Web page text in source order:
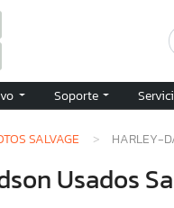
Soporte
SALVAGE HARLEY-
Usados